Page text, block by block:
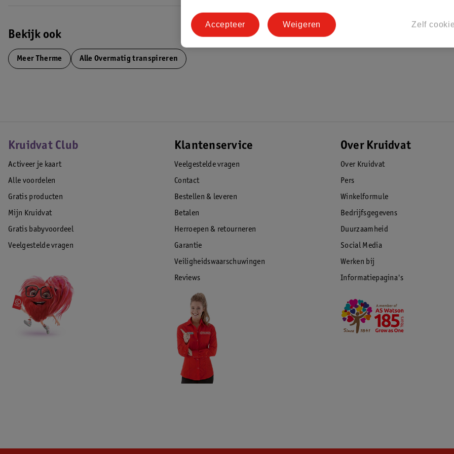
Bekijk ook
MeerTherme Alle Overmatig transpireren
Kruidvat Club
Activeer je kaart
Alle voordelen
Gratis producten
Mijn Kruidvat
Gratis babyvoordeel
Veelgestelde vragen
Klantenservice
Veelgestelde vragen
Contact
Bestellen & leveren
Betalen
Herroepen & retourneren
Garantie
Veiligheidswaarschuwingen
Reviews
Over Kruidvat
Over Kruidvat
Pers
Winkelformule
Bedrijfsgegevens
Duurzaamheid
Social Media
Werken bij
Informatiepagina's
Zelf
Weigeren
Accepteer